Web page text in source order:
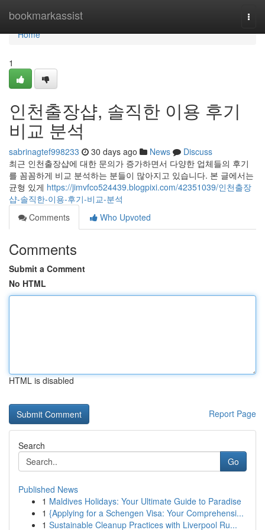
bookmarkassist
Home
Home
1
인천출장샵, 솔직한 이용 후기
비교 분석
sabrinagtef998233 30 days ago News
Discuss
최근 인천출장샵에 대한 문의가 증가하면서 다양한 업체들의 후기
를 꼼꼼하게 비교 분석하는 분들이 많아지고 있습니다. 본 글에서는
균형 있게 https://jimvfco524439.blogpixi.com/42351039/인천출장
샵-솔직한-이용-후기-비교-분석
Comments
Who Upvoted
Comments
Submit a Comment
No HTML
HTML is disabled
Report Page
Search
Go
Published News
1 Maldives Holidays: Your Ultimate Guide to Paradise
1 {Applying for a Schengen Visa: Your Comprehensi...
1 Sustainable Cleanup Practices with Liverpool Ru...